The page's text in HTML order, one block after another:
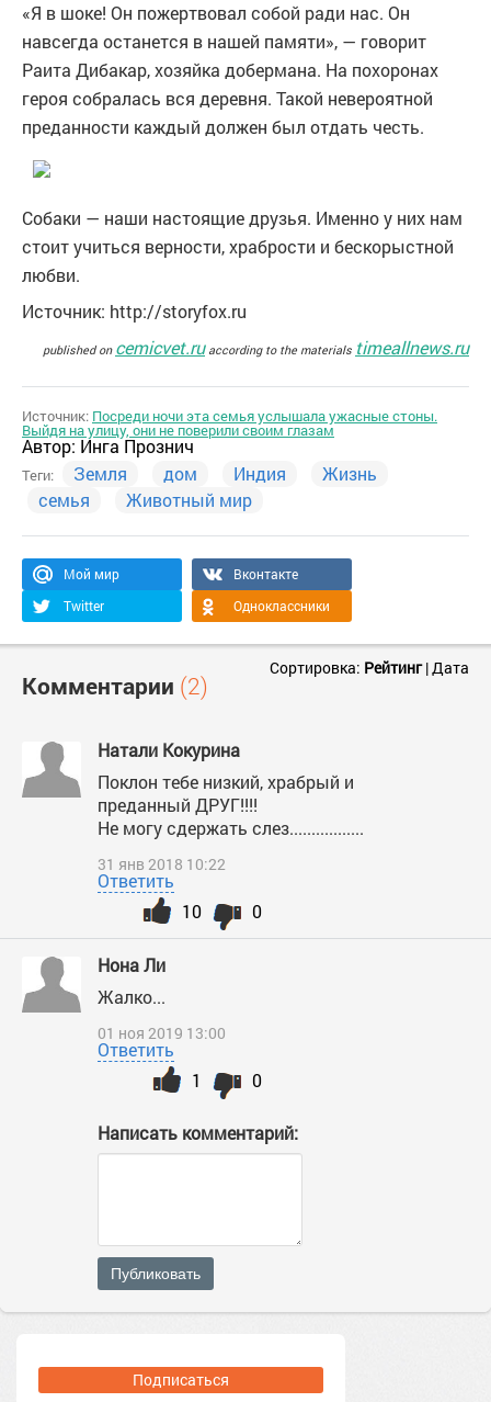
«Я в шоке! Он пожертвовал собой ради нас. Он
навсегда останется в нашей памяти», — говорит
Раита Дибакар, хозяйка добермана. На похоронах
героя собралась вся деревня. Такой невероятной
преданности каждый должен был отдать честь.
Собаки — наши настоящие друзья. Именно у них нам
стоит учиться верности, храбрости и бескорыстной
любви.
Источник: http://storyfox.ru
published on cemicvet.ruaccording to the materials timeallnews.ru
Источник: Посреди ночи эта семья услышала ужасные стоны.
Выйдя на улицу, они не поверили своим глазам
Автор: Инга Прознич
Теги: Земля дом Индия
Жизнь
семья
Животный мир
Мой мир
Вконтакте
Twitter
Одноклассники
Комментарии (2)
Сортировка: Рейтинг|Дата
Натали Кокурина
Поклон тебе низкий, храбрый и
преданный ДРУГ!!!!
Не могу сдержать слез.................
31 янв 2018 10:22
Ответить
0
10
Нона Ли
Жалко...
01 ноя 2019 13:00
Ответить
0
1
Написать комментарий:
Публиковать
Подписаться